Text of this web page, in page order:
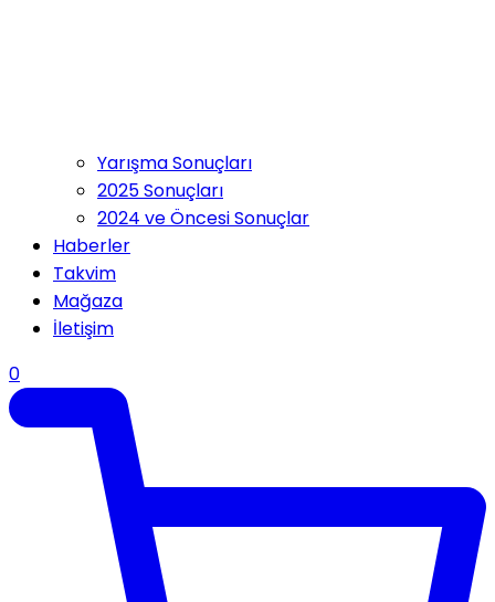
Yarışma Sonuçları
2025 Sonuçları
2024 ve Öncesi Sonuçlar
Haberler
Takvim
Mağaza
İletişim
0